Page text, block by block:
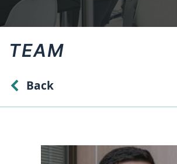
TEAM
Back